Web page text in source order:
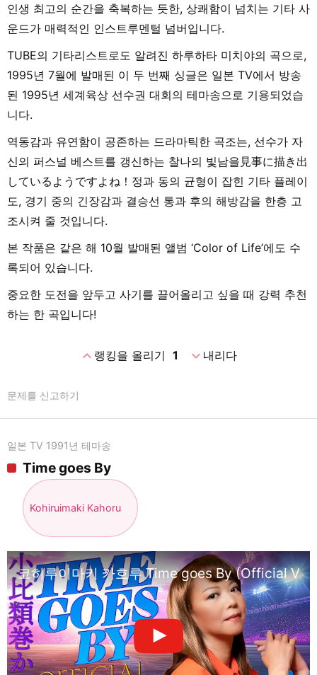
인생 최고의 순간을 축복하는 듯한, 상쾌함이 넘치는 기타 사
운드가 매력적인 인스트루멘털 넘버입니다.
TUBE의 기타리스트로도 알려진 하루하타 미치야의 곡으로,
1995년 7월에 발매된 이 두 번째 싱글은 일본 TV에서 방송
된 1995년 세계육상 선수권 대회의 테마송으로 기용되었습
니다.
역동감과 유연함이 공존하는 드라마틱한 곡조는, 선수가 자
신의 퍼스널 베스트를 갱신하는 찰나의 빛남을見事に描き出
しているようですよね！정과 동의 균형이 잡힌 기타 플레이
도, 경기 중의 긴장감과 결승선 통과 후의 해방감을 한층 고
조시켜 줄 것입니다.
본 작품은 같은 해 10월 발매된 앨범 ‘Color of Life’에도 수
록되어 있습니다.
중요한 도전을 앞두고 사기를 끌어올리고 싶을 때 강력 추천
하는 한 곡입니다!
expand_less랭킹을 올리기 1 expand_more내리다
문제를 신고하기
일본 TV 1991년 테마송
Time goes By
Kohiruimaki Kahoru
코히루이마키 카호루 Time goes By (Official